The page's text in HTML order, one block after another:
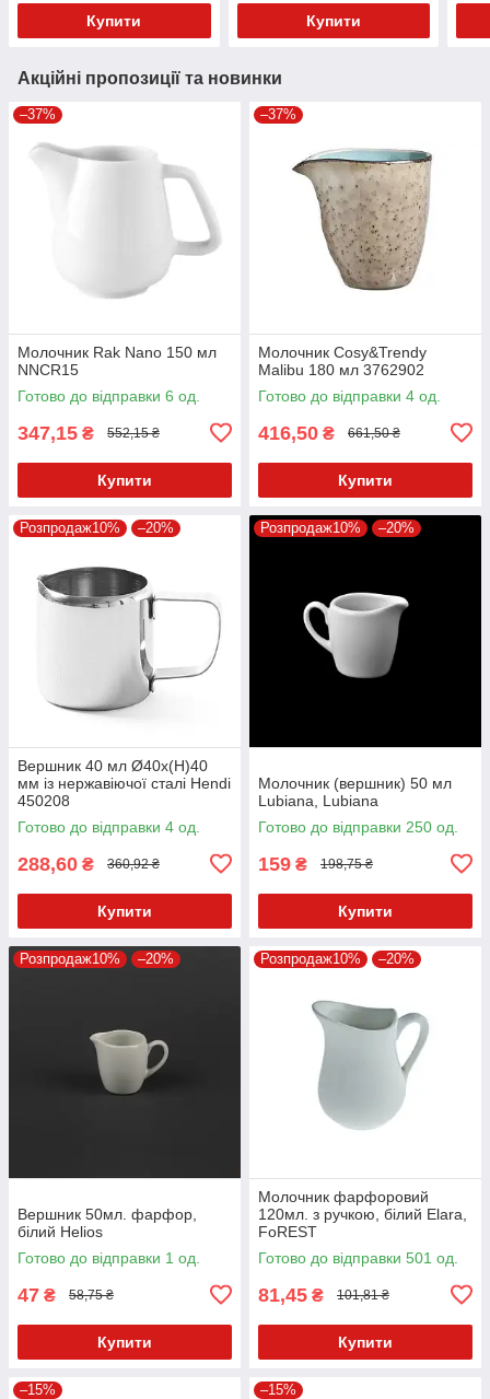
Купити Купити
Акційні пропозиції та новинки
–37%
Молочник Rak Nano 150 мл
NNCR15
Готово до відправки 6 од.
347,15 ₴ 552,15 ₴
Купити
–37%
Молочник Cosy&Trendy
Malibu 180 мл 3762902
Готово до відправки 4 од.
416,50 ₴ 661,50 ₴
Купити
Розпродаж10% –20%
Вершник 40 мл Ø40x(H)40
мм із нержавіючої сталі Hendi
450208
Готово до відправки 4 од.
288,60 ₴ 360,92 ₴
Купити
Розпродаж10% –20%
Молочник (вершник) 50 мл
Lubiana, Lubiana
Готово до відправки 250 од.
159 ₴ 198,75 ₴
Купити
Розпродаж10% –20%
Вершник 50мл. фарфор,
білий Helios
Готово до відправки 1 од.
47 ₴ 58,75 ₴
Купити
Розпродаж10% –20%
Молочник фарфоровий
120мл. з ручкою, білий Elara,
FoREST
Готово до відправки 501 од.
81,45 ₴ 101,81 ₴
Купити
–15% –15%